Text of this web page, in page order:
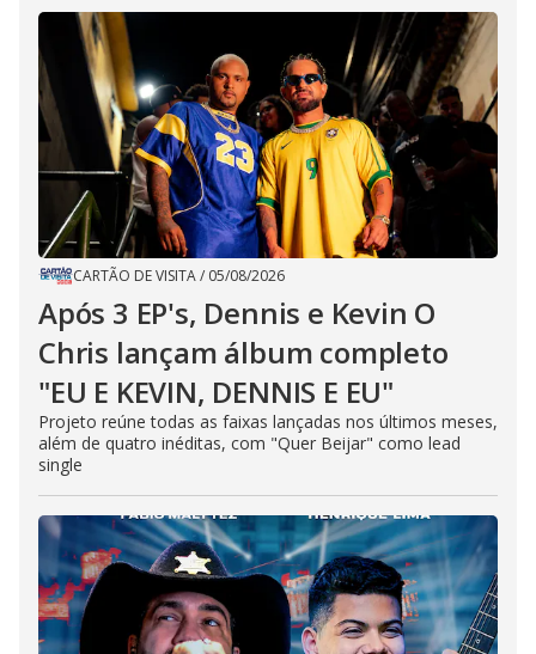
CARTÃO DE VISITA/ 05/08/2026
Após 3 EP's, Dennis e Kevin O
Chris lançam álbum completo
"EU E KEVIN, DENNIS E EU"
Projeto reúne todas as faixas lançadas nos últimos meses,
além de quatro inéditas, com "Quer Beijar" como lead
single